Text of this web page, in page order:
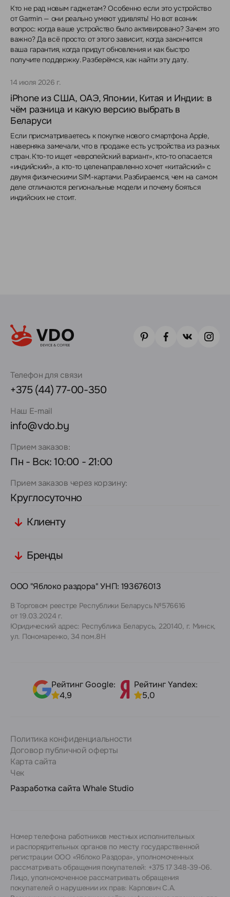
Кто не рад новым гаджетам? Особенно если это устройство
от Garmin — они реально умеют удивлять! Но вот возник
вопрос: когда ваше устройство было активировано? Зачем это
важно? Да всё просто: от этого зависит, когда закончится
ваша гарантия, когда придут обновления и как быстро
получите поддержку. Разберёмся, как найти эту дату.
14 июля 2026 г.
iPhone из США, ОАЭ, Японии, Китая и Индии: в
чём разница и какую версию выбрать в
Беларуси
Если присматриваетесь к покупке нового смартфона Apple,
наверняка замечали, что в продаже есть устройства из разных
стран. Кто-то ищет «европейский вариант», кто-то опасается
«индийский», а кто-то целенаправленно хочет «китайский» с
двумя физическими SIM-картами. Разбираемся, чем на самом
деле отличаются региональные модели и почему бояться
индийских не стоит.
Телефон для связи
+375 (44) 77-00-350
Наш E-mail
info@vdo.by
Прием заказов:
Пн - Вск: 10:00 - 21:00
Прием заказов через корзину:
Круглосуточно
Клиенту
Бренды
ООО "Яблоко раздора" УНП: 193676013
В Торговом реестре Республики Беларусь №576616
от 19.03.2024 г.
Юридический адрес: Республика Беларусь, 220140, г. Минск,
ул. Пономаренко, 34 пом.8Н
Рейтинг Google:
4,9
Рейтинг Yandex:
5,0
Политика конфиденциальности
Договор публичной оферты
Карта сайта
Чек
Разработка сайта Whale Studio
Номер телефона работников местных исполнительных
и распорядительных органов по месту государственной
регистрации ООО «Яблоко Раздора», уполномоченных
рассматривать обращения покупателей: +375 17 348-39-06.
Лицо, уполномоченное рассматривать обращения
покупателей о нарушении их прав: Карпович С.А.